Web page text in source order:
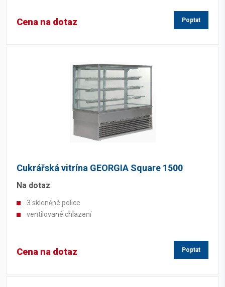
Cena na dotaz Poptat
Cukrářská vitrína GEORGIA Square 1500
Na dotaz
3 skleněné police
ventilované chlazení
Cena na dotaz Poptat